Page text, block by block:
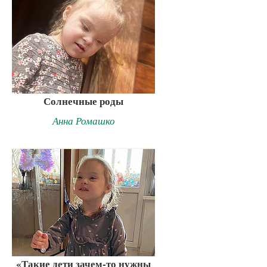
Солнечные роды
Анна Ромашко
«Такие дети зачем-то нужны